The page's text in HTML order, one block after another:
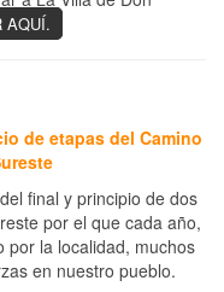
AQUÍ.
de etapas del Camino
final y principio de dos
por el que cada año,
por la localidad, muchos
en nuestro pueblo.